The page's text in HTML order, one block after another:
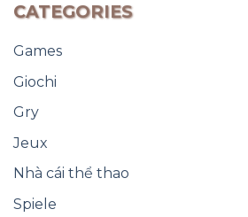
CATEGORIES
Games
Giochi
Gry
Jeux
Nhà cái thể thao
Spiele